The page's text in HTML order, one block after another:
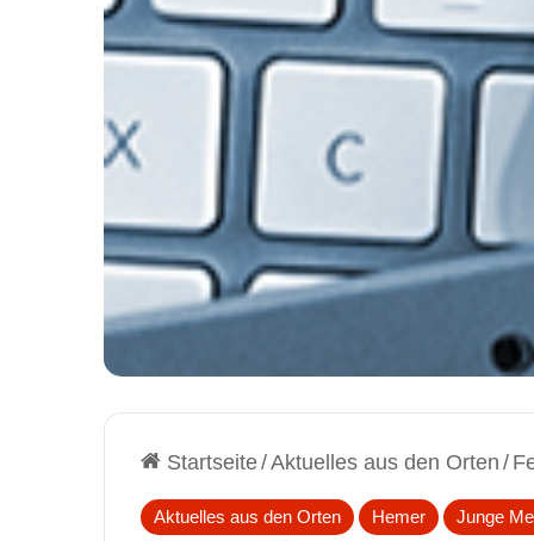
Startseite/Aktuelles aus den Orten /
Aktuelles aus den Orten Hemer Junge